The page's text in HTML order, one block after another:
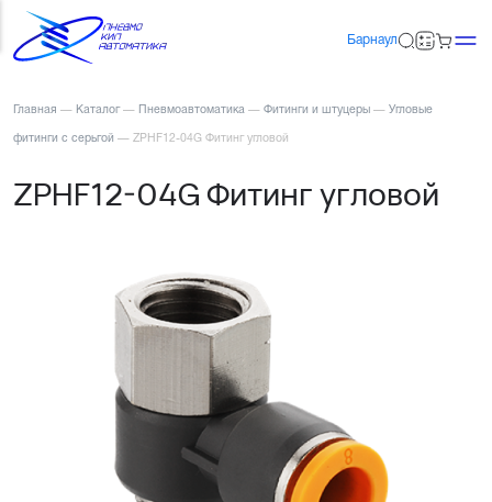
Барнаул
Главная — Каталог — Пневмоавтоматика — Фитинги и штуцеры — Угловые
фитинги с серьгой — ZPHF12-04G Фитинг угловой
ZPHF12-04G Фитинг угловой